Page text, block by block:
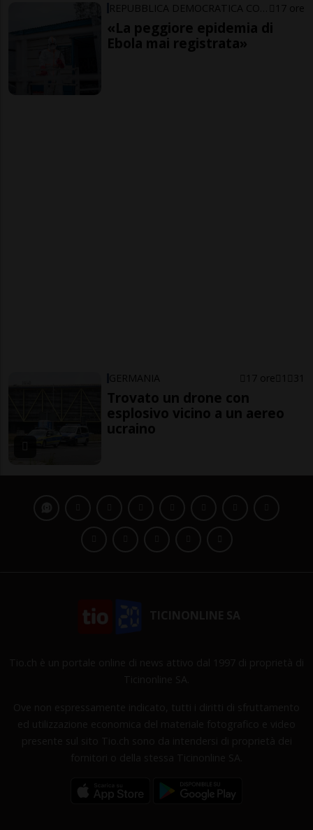
17 ore
«La peggiore epidemia di
Ebola mai registrata»
GERMANIA 17 ore 1 31
Trovato un drone con
esplosivo vicino a un aereo
ucraino